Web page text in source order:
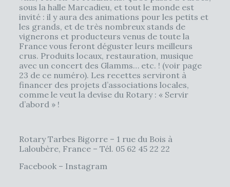
sous la halle Marcadieu, et tout le monde est
invité : il y aura des animations pour les petits et
les grands, et de très nombreux stands de
vignerons et producteurs venus de toute la
France vous feront déguster leurs meilleurs
crus. Produits locaux, restauration, musique
avec un concert des Glamms… etc. ! (voir page
23 de ce numéro). Les recettes serviront à
financer des projets d’associations locales,
comme le veut la devise du Rotary : « Servir
d’abord » !
Rotary Tarbes Bigorre – 1 rue du Bois à
Laloubère, France – Tél. 05 62 45 22 22
Facebook – Instagram